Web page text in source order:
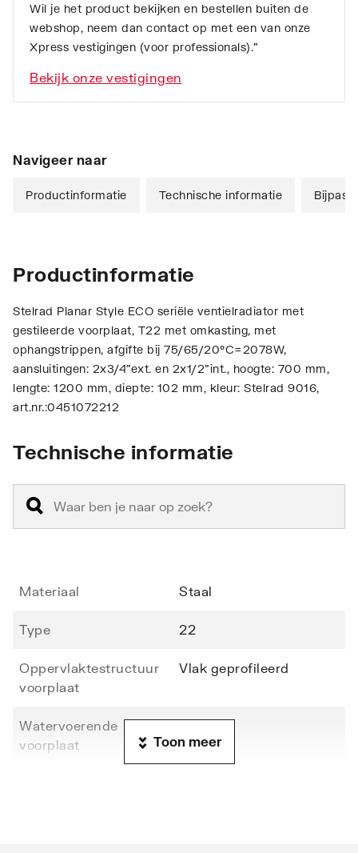
Wil je het product bekijken en bestellen buiten de
webshop, neem dan contact op met een van onze
Xpress vestigingen (voor professionals).”
Bekijk onze vestigingen
Navigeer naar
Productinformatie Technische informatie
Productinformatie
Stelrad Planar Style ECO seriële ventielradiator met
gestileerde voorplaat, T22 met omkasting, met
ophangstrippen, afgifte bij 75/65/20°C=2078W,
aansluitingen: 2x3/4"ext. en 2x1/2"int., hoogte: 700 mm,
lengte: 1200 mm, diepte: 102 mm, kleur: Stelrad 9016,
art.nr.:0451072212
Technische informatie
Materiaal Staal
Type 22
Oppervlaktestructuur
voorplaat
Vlak geprofileerd
Watervoerende
voorplaat
Nee
Toon meer